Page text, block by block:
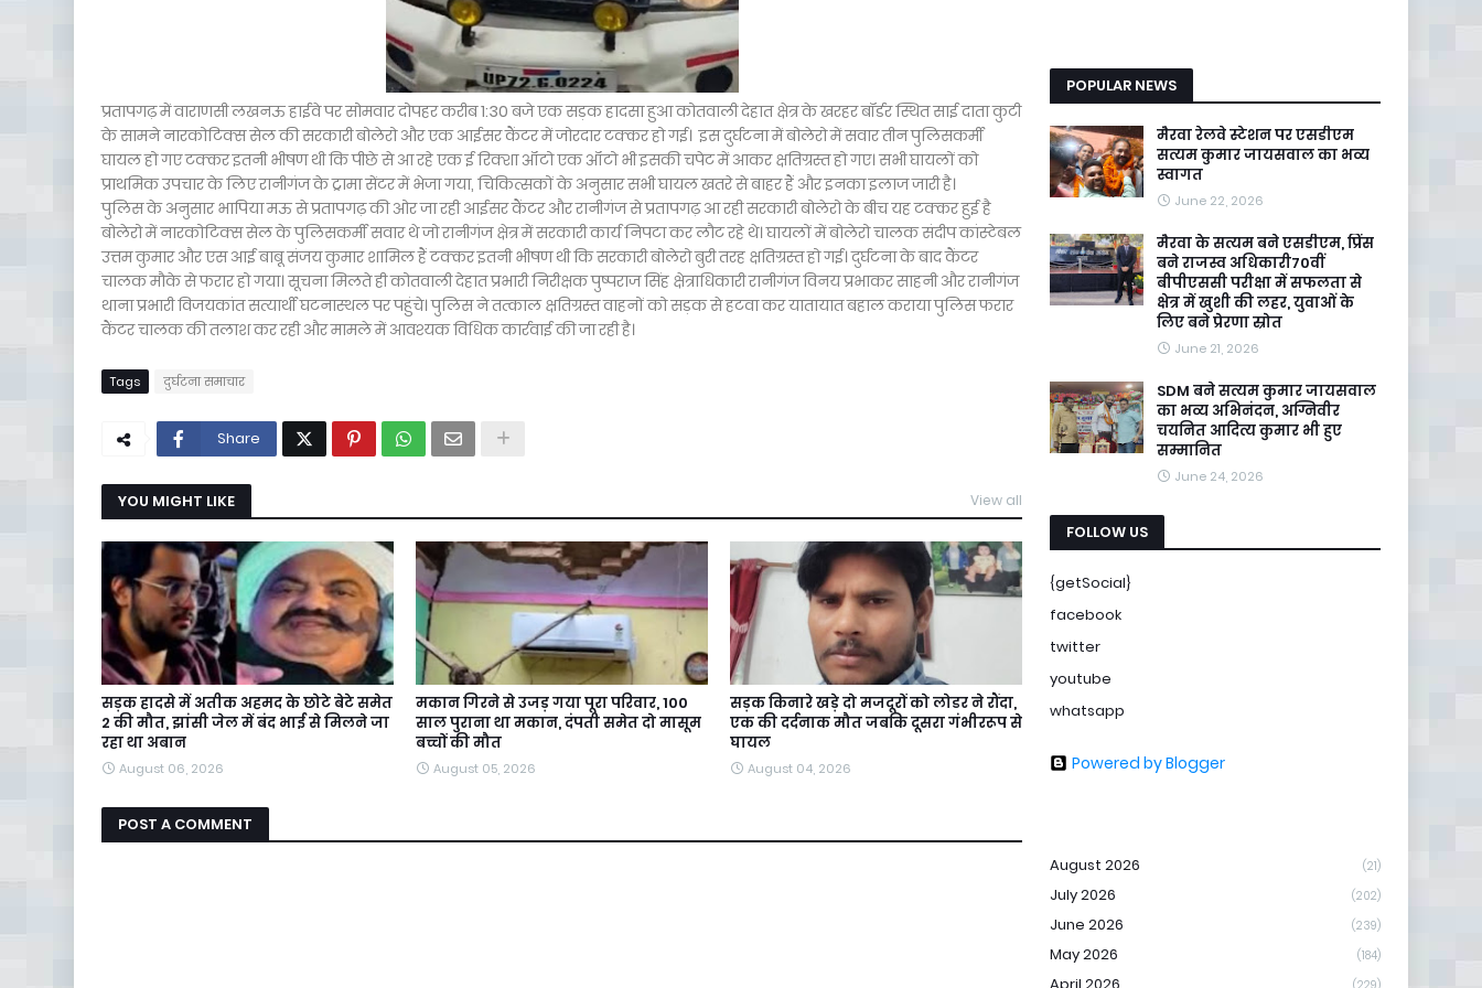
प्रतापगढ़ में वाराणसी लखनऊ हाईवे पर सोमवार दोपहर करीब 1:30 बजे एक सड़क हादसा हुआ कोतवाली देहात क्षेत्र के खरहर बॉर्डर स्थित साई दाता कुटी
के सामने नारकोटिक्स सेल की सरकारी बोलेरो और एक आईसर कैंटर में जोरदार टक्कर हो गई। इस दुर्घटना में बोलेरो में सवार तीन पुलिसकर्मी
घायल हो गए टक्कर इतनी भीषण थी कि पीछे से आ रहे एक ई रिक्शा ऑटो एक ऑटो भी इसकी चपेट में आकर क्षतिग्रस्त हो गए। सभी घायलों को
प्राथमिक उपचार के लिए रानीगंज के ट्रामा सेंटर में भेजा गया, चिकित्सकों के अनुसार सभी घायल खतरे से बाहर हैं और इनका इलाज जारी है।
पुलिस के अनुसार भापिया मऊ से प्रतापगढ़ की ओर जा रही आईसर कैंटर और रानीगंज से प्रतापगढ़ आ रही सरकारी बोलेरो के बीच यह टक्कर हुई है
बोलेरो में नारकोटिक्स सेल के पुलिसकर्मी सवार थे जो रानीगंज क्षेत्र में सरकारी कार्य निपटा कर लौट रहे थे। घायलों में बोलेरो चालक संदीप कांस्टेबल
उत्तम कुमार और एस आई बाबू संजय कुमार शामिल हैं टक्कर इतनी भीषण थी कि सरकारी बोलेरो बुरी तरह क्षतिग्रस्त हो गई। दुर्घटना के बाद कैंटर
चालक मौके से फरार हो गया। सूचना मिलते ही कोतवाली देहात प्रभारी निरीक्षक पुष्पराज सिंह क्षेत्राधिकारी रानीगंज विनय प्रभाकर साहनी और रानीगंज
थाना प्रभारी विजयकांत सत्यार्थी घटनास्थल पर पहुंचे। पुलिस ने तत्काल क्षतिग्रस्त वाहनों को सड़क से हटवा कर यातायात बहाल कराया पुलिस फरार
कैंटर चालक की तलाश कर रही और मामले में आवश्यक विधिक कार्रवाई की जा रही है।
Tags दुर्घटना समाचार
Share
YOU MIGHT LIKE View all
सड़क हादसे में अतीक अहमद के छोटे बेटे समेत
2 की मौत, झांसी जेल में बंद भाई से मिलने जा
रहा था अबान
August 06, 2026
मकान गिरने से उजड़ गया पूरा परिवार, 100
साल पुराना था मकान, दंपती समेत दो मासूम
बच्चों की मौत
August 05, 2026
सड़क किनारे खड़े दो मजदूरों को लोडर ने रौंदा,
एक की दर्दनाक मौत जबकि दूसरा गंभीररूप से
घायल
August 04, 2026
POST A COMMENT
POPULAR NEWS
मैरवा रेलवे स्टेशन पर एसडीएम
सत्यम कुमार जायसवाल का भव्य
स्वागत
June 22, 2026
मैरवा के सत्यम बने एसडीएम, प्रिंस
बने राजस्व अधिकारी70वीं
बीपीएससी परीक्षा में सफलता से
क्षेत्र में खुशी की लहर, युवाओं के
लिए बने प्रेरणा स्रोत
June 21, 2026
SDM बने सत्यम कुमार जायसवाल
का भव्य अभिनंदन, अग्निवीर
चयनित आदित्य कुमार भी हुए
सम्मानित
June 24, 2026
FOLLOW US
{getSocial}
facebook
twitter
youtube
whatsapp
Powered by Blogger
August 2026 (21)
July 2026 (202)
June 2026 (239)
May 2026 (184)